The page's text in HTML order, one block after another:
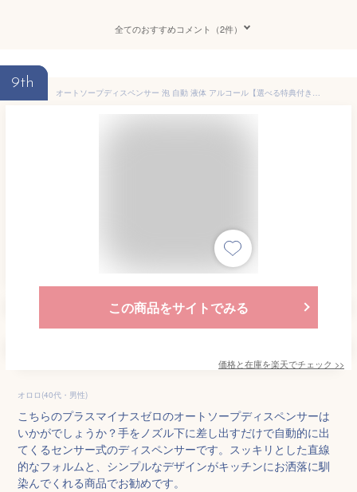
全てのおすすめコメント（2件）
9th
オートソープディスペンサー 泡 自動 液体 アルコール【選べる特典付き】プラスマイナスゼロ ソープディスペンサー おしゃれ 詰め替え アルコールディスペンサー ディスペンサー ハンドソープ 手洗い 洗剤 キッチン 洗面所 玄関 電池式［ ±0 オートディスペンサー ］
この商品をサイトでみる
価格と在庫を楽天でチェック >>
オロロ(40代・男性)
こちらのプラスマイナスゼロのオートソープディスペンサーは
いかがでしょうか？手をノズル下に差し出すだけで自動的に出
てくるセンサー式のディスペンサーです。スッキリとした直線
的なフォルムと、シンプルなデザインがキッチンにお洒落に馴
染んでくれる商品でお勧めです。